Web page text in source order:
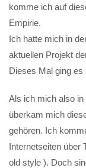
komme ich auf
Empirie.
Ich hatte mich in
aktuellen Projekt
Dieses Mal ging
Als ich mich also in
überkam mich
gehören. Ich
Internetseiten über
old style ). Doch